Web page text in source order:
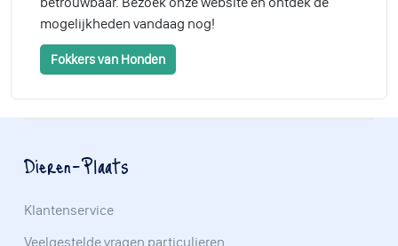
mogelijkheden vandaag nog!
Fokkers van Honden
Dieren-Plaats
Klantenservice
Veelgestelde vragen particulieren